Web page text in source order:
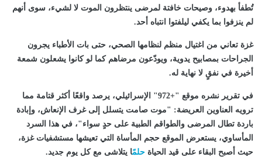
تُطفأ بهدوء، وصيحات خافتة لمرضى ينتظرون الموت لا لشيء، سوى أنهم
لم ينزفوا بما يكفي ليلفتوا انتباه أحد.
غزة تعاني من اغتيال منظم لنظامها الصحي، حتى بات الأطباء يجرون
الجراحات بمصابيح يدوية، ويودّعون مرضاهم كما لو كانوا يشعلون شمعة
أخيرة في نفقٍ لا نهاية له.
في تقرير نشره موقع "+972" الإسرائيلي، يرصد واقعًا أكثر قتامة مما
ترويه العناوين العريضة: "موت صامت يتسلل إلى غرف الإنعاش، وإبادة
باردة تطال المرضى والطواقم الطبية على حدٍ سواء"، في هذا السرد
المأساوي، يستعرض الموقع حجم المأساة التي تعيشها مستشفيات غزة،
حيث أصبح البقاء على قيد الحياة حلمًا يتلاشى مع كل يوم جديد.